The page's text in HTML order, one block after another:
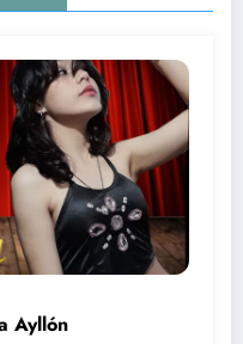
Ayllón